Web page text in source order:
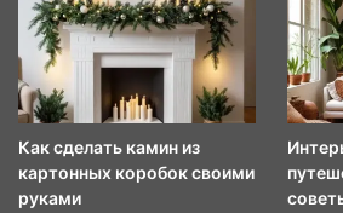
Как сделать камин из
картонных коробок своими
руками